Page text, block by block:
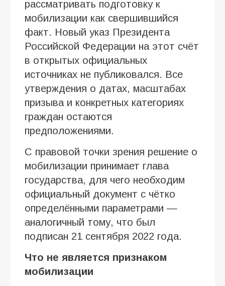
рассматривать подготовку к
мобилизации как свершившийся
факт. Новый указ Президента
Российской Федерации на этот счёт
в открытых официальных
источниках не публиковался. Все
утверждения о датах, масштабах
призыва и конкретных категориях
граждан остаются
предположениями.
С правовой точки зрения решение о
мобилизации принимает глава
государства, для чего необходим
официальный документ с чётко
определёнными параметрами —
аналогичный тому, что был
подписан 21 сентября 2022 года.
Что не является признаком
мобилизации